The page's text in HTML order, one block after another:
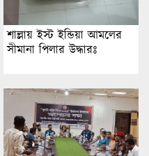
শাল্লায় ইস্ট ইন্ডিয়া আমলের
সীমানা পিলার উদ্ধারঃ